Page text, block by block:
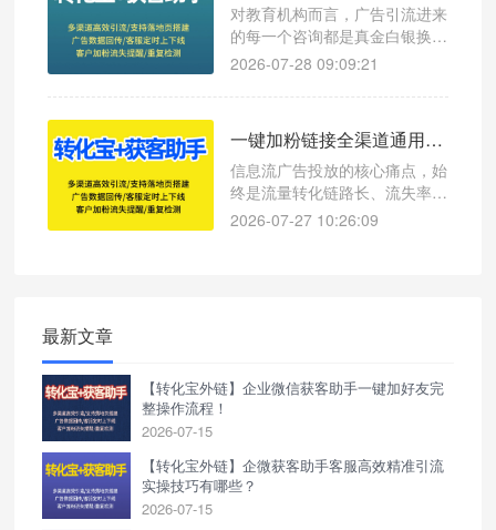
对教育机构而言，广告引流进来
的每一个咨询都是真金白银换来
的。但不少机构在客服分配环
就手忙脚乱，要么某个老师被咨
活干”，漏接、回复慢直接导致
线索流失，人工成本反而越堆越
高。
2026-07-28 09:09:21
一键加粉链接全渠道通用配置教程（抖音 / 快手 / 广点通 / 小红书）
信息流广告投放的核心痛点，始
终是流量转化链路长、流失率
高、数据无归因、账号易风控。
2026-07-27 10:26:09
最新文章
【转化宝外链】企业微信获客助手一键加好友完
整操作流程！
2026-07-15
【转化宝外链】企微获客助手客服高效精准引流
实操技巧有哪些？
2026-07-15